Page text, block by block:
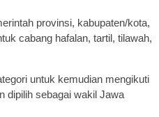
provinsi, kabupaten/kota,
cabang hafalan, tartil, tilawah,
untuk kemudian mengikuti
dipilih sebagai wakil Jawa